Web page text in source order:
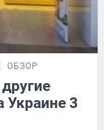
ОБЗОР
Украине 3